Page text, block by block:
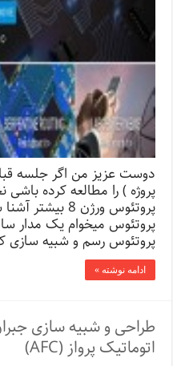
دوست عزیز من اگر جلسه
پروژه ) را مطالعه کرده باشی
پروتئوس ورژن
پروتئوس میخوام یک مدار
پروتئوس رسم و شبیه سازی
ادامه نوشته »
طراحی و شبیه سازی
اتوماتیک پرواز (AFC)